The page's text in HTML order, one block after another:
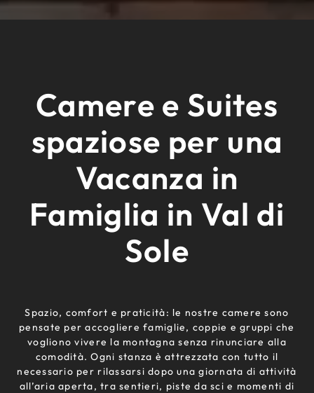
Camere e Suites
spaziose per una
Vacanza in
Famiglia in Val di
Sole
Spazio, comfort e praticità: le nostre camere sono
pensate per accogliere famiglie, coppie e gruppi che
vogliono vivere la montagna senza rinunciare alla
comodità. Ogni stanza è attrezzata con tutto il
necessario per rilassarsi dopo una giornata di attività
all’aria aperta, tra sentieri, piste da sci e momenti di